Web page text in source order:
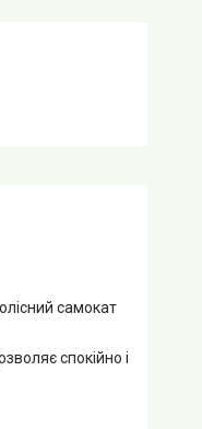
самокат
спокійно і